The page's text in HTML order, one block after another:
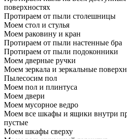
поверхностях
Протираем от пыли столешницы
Моем стол и стулья
Моем раковину и кран
Протираем от пыли настенные бра
Протираем от пыли подоконники
Моем дверные ручки
Моем зеркала и зеркальные
Пылесосим пол
Моем пол и плинтуса
Моем двери
Моем мусорное ведро
Моем все шкафы и ящики внутри
пустые
Моем шкафы сверху